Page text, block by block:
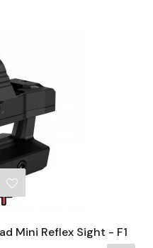
Mini Reflex Sight - F1